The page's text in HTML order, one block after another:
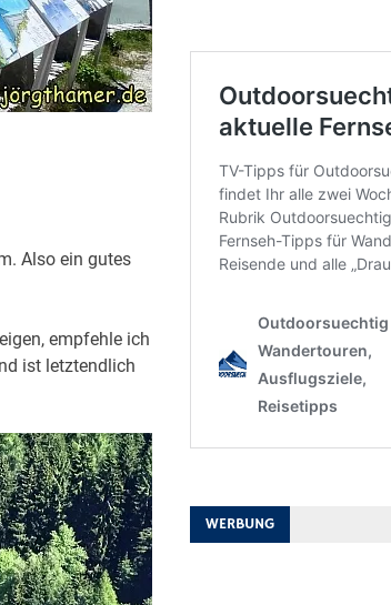
Also ein gutes
empfehle ich
ist letztendlich
WERBUNG